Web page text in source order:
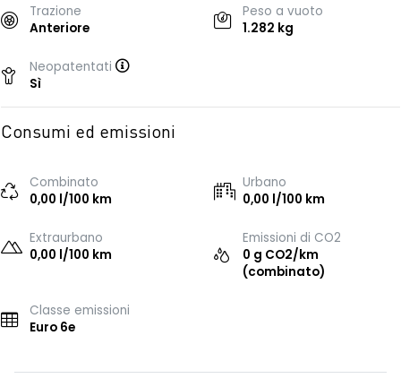
Trazione
Anteriore
Peso a vuoto
1.282 kg
Neopatentati
Sì
Consumi ed emissioni
Combinato
0,00 l/100 km
Urbano
0,00 l/100 km
Extraurbano
0,00 l/100 km
Emissioni di CO2
0 g CO2/km
(combinato)
Classe emissioni
Euro 6e